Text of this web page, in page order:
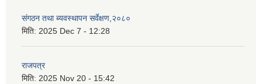
संगठन तथा ब्यवस्थापन सर्वेक्षण,२०८०
मिति: 2025 Dec 7 - 12:28
राजपत्र
मिति: 2025 Nov 20 - 15:42